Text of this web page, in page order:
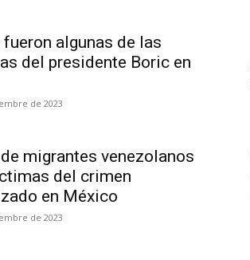
fueron algunas de las
del presidente Boric en
de 2023
migrantes venezolanos
del crimen
en México
de 2023